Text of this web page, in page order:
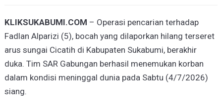
KLIKSUKABUMI.COM – Operasi pencarian terhadap
Fadlan Alparizi (5), bocah yang dilaporkan hilang terseret
arus sungai Cicatih di Kabupaten Sukabumi, berakhir
duka. Tim SAR Gabungan berhasil menemukan korban
dalam kondisi meninggal dunia pada Sabtu (4/7/2026)
siang.